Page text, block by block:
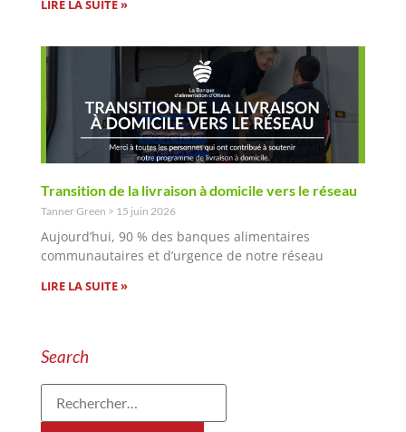
LIRE LA SUITE »
Transition de la livraison à domicile vers le réseau
Tanner Green 15 juin 2026
Aujourd’hui, 90 % des banques alimentaires
communautaires et d’urgence de notre réseau
LIRE LA SUITE »
Search